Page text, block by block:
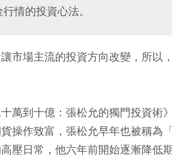
情的投資心法。
市場主流的投資方向改變，所以
萬到十億：張松允的獨門投資術
操作致富，張松允早年也被稱為
壓日常，他六年前開始逐漸降低